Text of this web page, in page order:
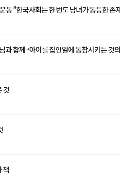
동 "한국사회는 한 번도 남녀가 동등한 존
과 함께 “아이를 집안일에 동참시키는 것
것
책